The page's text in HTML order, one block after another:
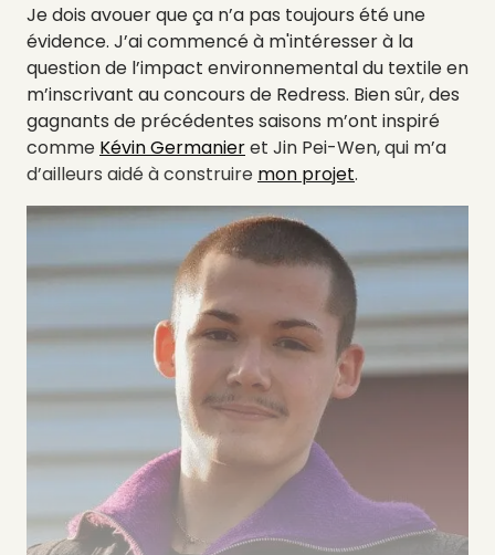
Je dois avouer que ça n’a pas toujours été une
évidence. J’ai commencé à m'intéresser à la
question de l’impact environnemental du textile en
m’inscrivant au concours de Redress. Bien sûr, des
gagnants de précédentes saisons m’ont inspiré
comme Kévin Germanieret Jin Pei-Wen, qui m’a
d’ailleurs aidé à construire mon projet.